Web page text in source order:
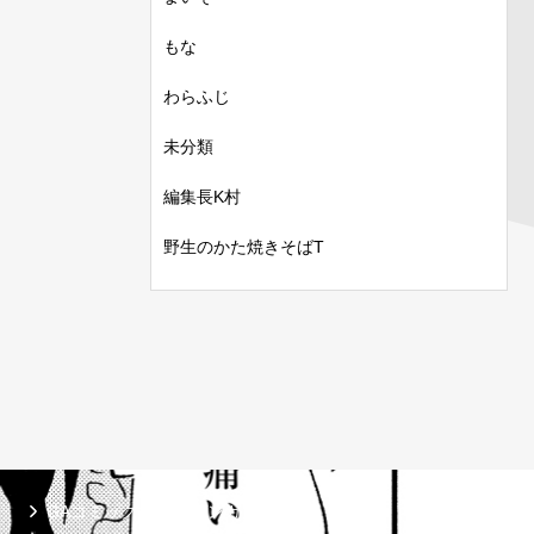
もな
わらふじ
未分類
編集長K村
野生のかた焼きそばT
GAコミック ガンガンGA